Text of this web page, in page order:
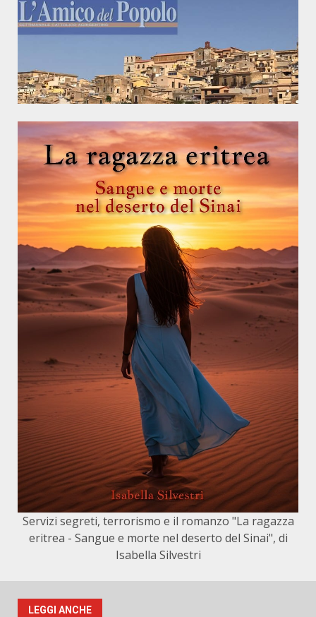
Servizi segreti, terrorismo e il romanzo "La ragazza
eritrea - Sangue e morte nel deserto del Sinai", di
Isabella Silvestri
LEGGI ANCHE